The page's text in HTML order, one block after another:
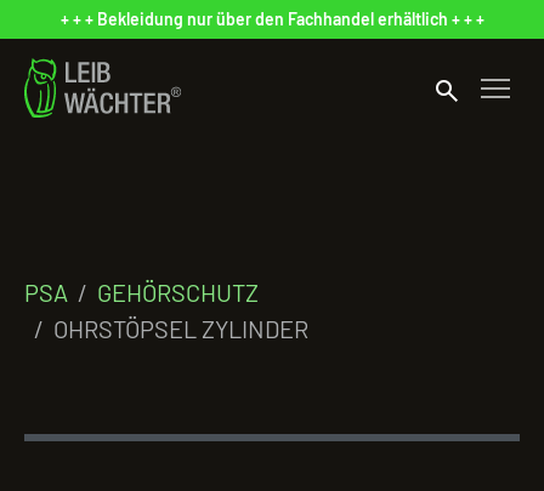
+ + + Bekleidung nur über den Fachhandel erhältlich + + +
search
PSA
GEHÖRSCHUTZ
OHRSTÖPSEL ZYLINDER